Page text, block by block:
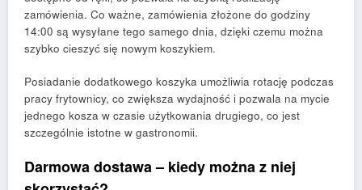
zamówienia. Co ważne, zamówienia złożone do godziny
14:00 są wysyłane tego samego dnia, dzięki czemu można
szybko cieszyć się nowym koszykiem.
Posiadanie dodatkowego koszyka umożliwia rotację podczas
pracy frytownicy, co zwiększa wydajność i pozwala na mycie
jednego kosza w czasie użytkowania drugiego, co jest
szczególnie istotne w gastronomii.
Darmowa dostawa – kiedy można z niej